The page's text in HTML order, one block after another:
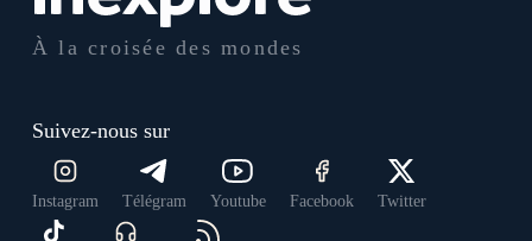
À la croisée des mondes
Suivez-nous sur
Instagram Télégram Youtube Facebook Twitter